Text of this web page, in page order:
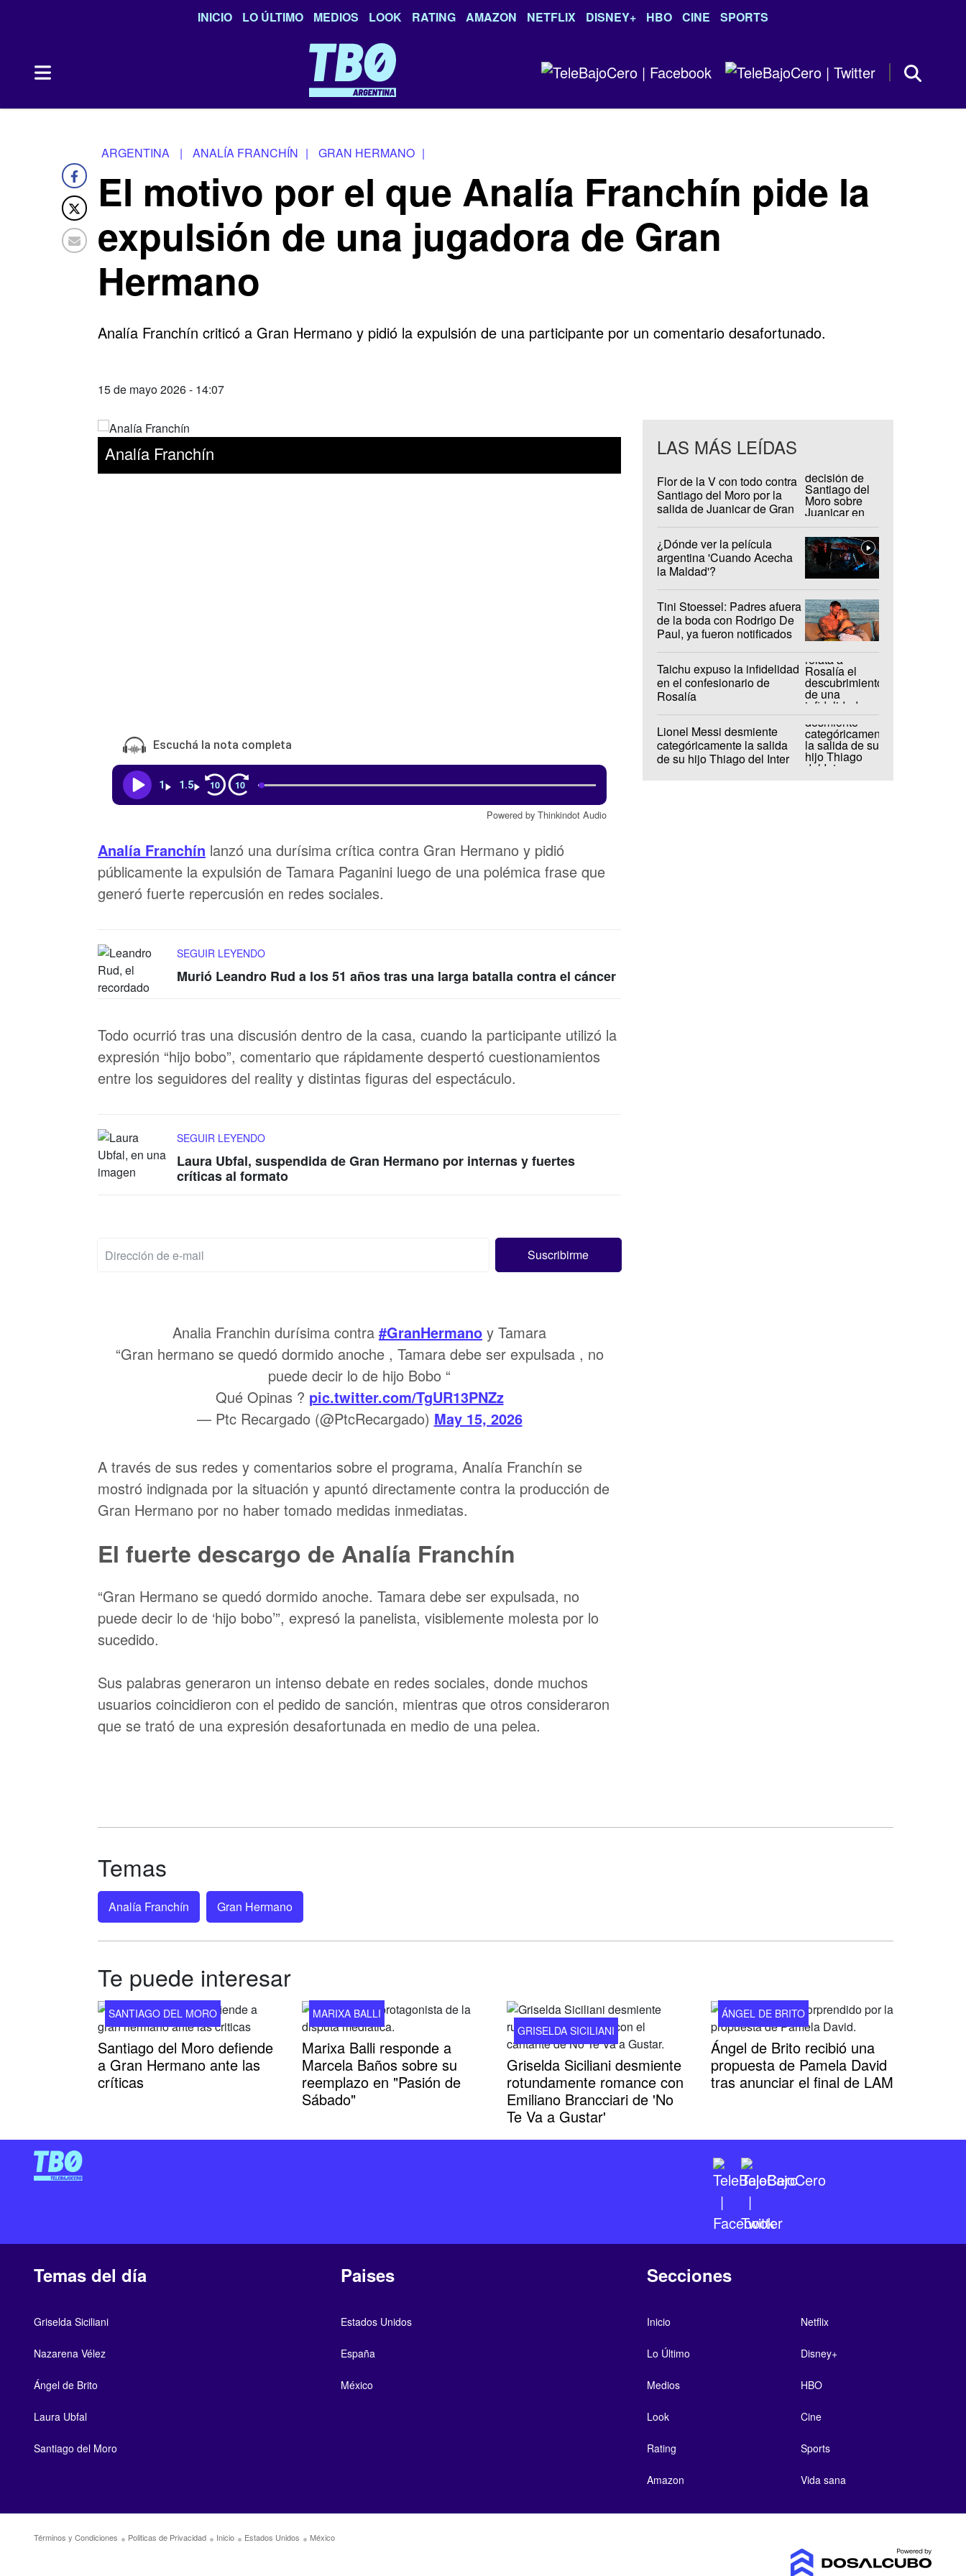
INICIO LO ÚLTIMO MEDIOS LOOK RATING AMAZON NETFLIX DISNEY+ HBO CINE SPORTS
ARGENTINA | ANALÍA FRANCHÍN | GRAN HERMANO |
El motivo por el que Analía Franchín pide la
expulsión de una jugadora de Gran
Hermano
Analía Franchín criticó a Gran Hermano y pidió la expulsión de una participante por un comentario desafortunado.
15 de mayo 2026 - 14:07
Analía Franchín
Escuchá la nota completa
1 1.5 10 10
Powered by Thinkindot Audio
Analía Franchín lanzó una durísima crítica contra Gran Hermano y pidió
públicamente la expulsión de Tamara Paganini luego de una polémica frase que
generó fuerte repercusión en redes sociales.
SEGUIR LEYENDO
Murió Leandro Rud a los 51 años tras una larga batalla contra el cáncer
Todo ocurrió tras una discusión dentro de la casa, cuando la participante utilizó la
expresión “hijo bobo”, comentario que rápidamente despertó cuestionamientos
entre los seguidores del reality y distintas figuras del espectáculo.
SEGUIR LEYENDO
Laura Ubfal, suspendida de Gran Hermano por internas y fuertes
críticas al formato
Analia Franchin durísima contra #GranHermano y Tamara
“Gran hermano se quedó dormido anoche , Tamara debe ser expulsada , no
puede decir lo de hijo Bobo “
Qué Opinas ? pic.twitter.com/TgUR13PNZz
— Ptc Recargado (@PtcRecargado) May 15, 2026
A través de sus redes y comentarios sobre el programa, Analía Franchín se
mostró indignada por la situación y apuntó directamente contra la producción de
Gran Hermano por no haber tomado medidas inmediatas.
El fuerte descargo de Analía Franchín
“Gran Hermano se quedó dormido anoche. Tamara debe ser expulsada, no
puede decir lo de ‘hijo bobo’”, expresó la panelista, visiblemente molesta por lo
sucedido.
Sus palabras generaron un intenso debate en redes sociales, donde muchos
usuarios coincidieron con el pedido de sanción, mientras que otros consideraron
que se trató de una expresión desafortunada en medio de una pelea.
LAS MÁS LEÍDAS
Flor de la V con todo contra
Santiago del Moro por la
salida de Juanicar de Gran
¿Dónde ver la película
argentina 'Cuando Acecha
la Maldad'?
Tini Stoessel: Padres afuera
de la boda con Rodrigo De
Paul, ya fueron notificados
Taichu expuso la infidelidad
en el confesionario de
Rosalía
Lionel Messi desmiente
categóricamente la salida
de su hijo Thiago del Inter
Temas
Analía Franchín Gran Hermano
Te puede interesar
SANTIAGO DEL MORO
Santiago del Moro defiende
a Gran Hermano ante las
críticas
MARIXA BALLI
Marixa Balli responde a
Marcela Baños sobre su
reemplazo en "Pasión de
Sábado"
GRISELDA SICILIANI
Griselda Siciliani desmiente
rotundamente romance con
Emiliano Brancciari de 'No
Te Va a Gustar'
ÁNGEL DE BRITO
Ángel de Brito recibió una
propuesta de Pamela David
tras anunciar el final de LAM
Temas del día
Griselda Siciliani
Nazarena Vélez
Ángel de Brito
Laura Ubfal
Santiago del Moro
Paises
Estados Unidos
España
México
Secciones
Inicio
Lo Último
Medios
Look
Rating
Amazon
Netflix
Disney+
HBO
Cine
Sports
Vida sana
Términos y Condiciones Politicas de Privacidad Inicio Estados Unidos México